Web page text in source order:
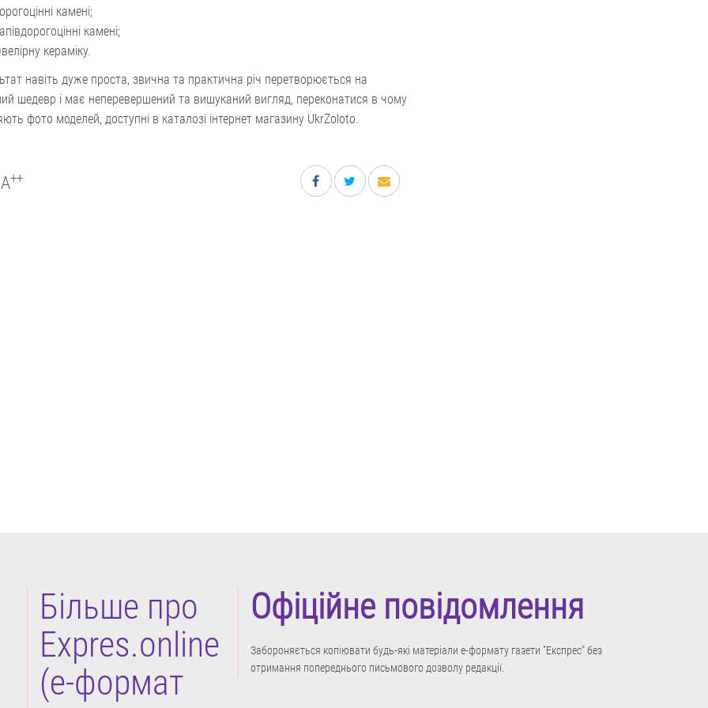
камені;
камені;
кераміку.
навіть дуже проста, звична та практична річ перетворюється на
шедевр і має неперевершений та вишуканий вигляд, переконатися в чому
фото моделей, доступні в каталозі інтернет магазину UkrZoloto.
A++
Більше про
Expres.online
(e-формат
Офіційне повідомлення
Забороняється копіювати будь-які матеріали е-формату газети "Експрес" без
отримання попереднього письмового дозволу редакції.